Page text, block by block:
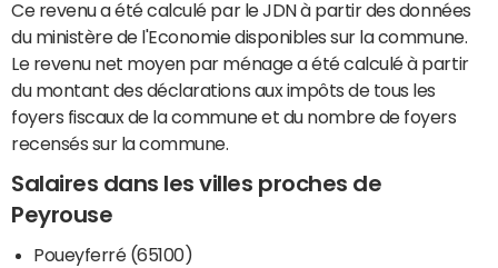
Ce revenu a été calculé par le JDN à partir des données
du ministère de l'Economie disponibles sur la commune.
Le revenu net moyen par ménage a été calculé à partir
du montant des déclarations aux impôts de tous les
foyers fiscaux de la commune et du nombre de foyers
recensés sur la commune.
Salaires dans les villes proches de
Peyrouse
Poueyferré (65100)